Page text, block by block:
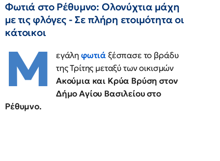
Φωτιά στο Ρέθυμνο: Ολονύχτια μάχη
με τις φλόγες - Σε πλήρη ετοιμότητα οι
κάτοικοι
Μ εγάλη φωτιά ξέσπασε το βράδυ
της Τρίτης μεταξύ των οικισμών
Ακούμια και Κρύα Βρύση στον
Δήμο Αγίου Βασιλείου στο
Ρέθυμνο.